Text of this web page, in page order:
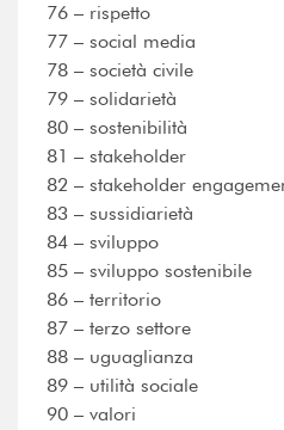
76 – rispetto
77 – social media
78 – società civile
79 – solidarietà
80 – sostenibilità
81 – stakeholder
82 – stakeholder
83 – sussidiarietà
84 – sviluppo
85 – sviluppo sostenibile
86 – territorio
87 – terzo settore
88 – uguaglianza
89 – utilità sociale
90 – valori